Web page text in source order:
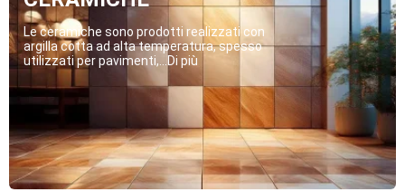
Le ceramiche sono prodotti realizzati con
argilla cotta ad alta temperatura, spesso
utilizzati per pavimenti,...Di più